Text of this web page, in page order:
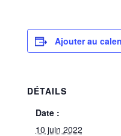
Ajouter au
DÉTAILS
Date :
10 juin 2022